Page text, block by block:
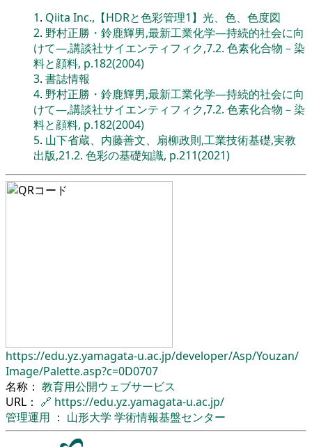
1. Qiita Inc.,【HDRと色彩管理1】光、色、色度図
2. 野村正勝・鈴鹿輝男,最新工業化学―持続的社会に向
けて―,講談社サイエンティフィク,7.2. 色素化合物－染
料と顔料, p.182(2004)
3. 書誌情報
4. 野村正勝・鈴鹿輝男,最新工業化学―持続的社会に向
けて―,講談社サイエンティフィク,7.2. 色素化合物－染
料と顔料, p.182(2004)
5. 山下省蔵、内藤善文、扇柳政則,工業技術基礎,実教
出版,21.2. 色彩の基礎知識, p.211(2021)
https://edu.yz.yamagata-u.ac.jp/developer/Asp/Youzan/
Image/Palette.asp?c=0D0707
名称： 教育用公開ウェブサービス
URL： 🔗 https://edu.yz.yamagata-u.ac.jp/
管理運用 ： 山形大学 学術情報基盤センター